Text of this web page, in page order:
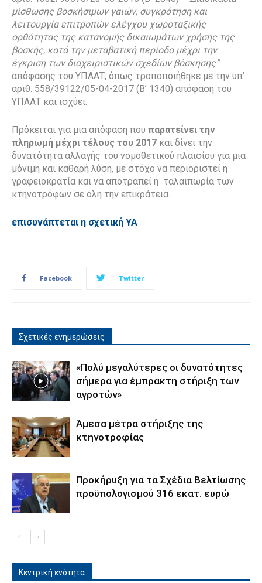
μίσθωσης βοσκήσιμων γαιών, συγκρότηση και
λειτουργία επιτροπών ελέγχου χωροταξικής
ορθότητας της κατανομής δικαιωμάτων χρήσης της
βοσκής, κατά την μεταβατική περίοδο μέχρι την
έγκριση των διαχειριστικών σχεδίων βόσκησης”
απόφασης του ΥΠΑΑΤ, όπως τροποποιήθηκε με την υπ’
αριθ. 558/39122/05-04-2017 (Β’ 1340) απόφαση του
ΥΠΑΑΤ και ισχύει.
Πρόκειται για μια απόφαση που παρατείνει την
πληρωμή μέχρι τέλους του 2017 και δίνει την
δυνατότητα αλλαγής του νομοθετικού πλαισίου για μια
μόνιμη και καθαρή λύση, με στόχο να περιοριστεί η
γραφειοκρατία και να αποτραπεί η ταλαιπωρία των
κτηνοτρόφων σε όλη την επικράτεια.
επισυνάπτεται η σχετική ΥΑ
Facebook Twitter
Σχετικές ενημερώσεις
«Πολύ μεγαλύτερες οι δυνατότητες
σήμερα για έμπρακτη στήριξη των
αγροτών»
Άμεσα μέτρα στήριξης της
κτηνοτροφίας
Προκήρυξη για τα Σχέδια Βελτίωσης
προϋπολογισμού 316 εκατ. ευρώ
Κεντρική ενότητα